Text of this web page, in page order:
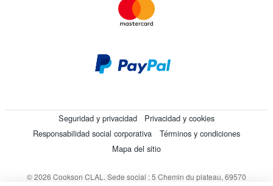
Seguridad y privacidad
Privacidad y cookies
Responsabilidad social corporativa
Términos y condiciones
Mapa del sitio
© 2026 Cookson CLAL. Sede social : 5 Chemin du plateau, 69570